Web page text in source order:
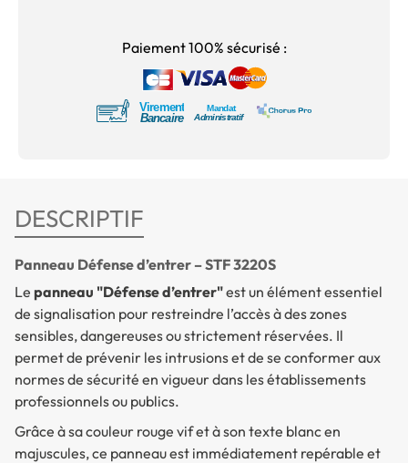
Paiement 100% sécurisé :
DESCRIPTIF
Panneau Défense d’entrer – STF 3220S
Le panneau "Défense d’entrer"est un élément essentiel
de signalisation pour restreindre l’accès à des zones
sensibles, dangereuses ou strictement réservées. Il
permet de prévenir les intrusions et de se conformer aux
normes de sécurité en vigueur dans les établissements
professionnels ou publics.
Grâce à sa couleur rouge vif et à son texte blanc en
majuscules, ce panneau est immédiatement repérable et